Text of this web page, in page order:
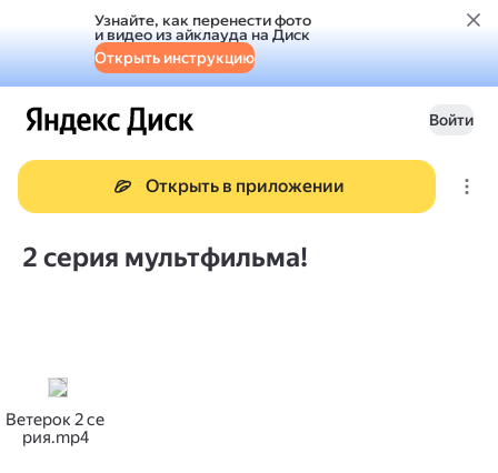
Узнайте, как перенести фото
и видео из айклауда на Диск
Открыть инструкцию
Войти
Открыть в приложении
2 серия мультфильма!
Ветерок 2 се
рия.mp4